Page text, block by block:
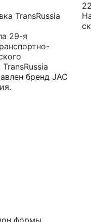
TransRussia
29-я
бренд JAC